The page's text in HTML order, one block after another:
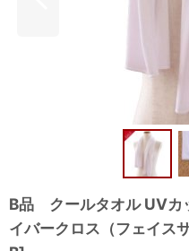
B品 クールタオル UVカ
イバークロス（フェイス